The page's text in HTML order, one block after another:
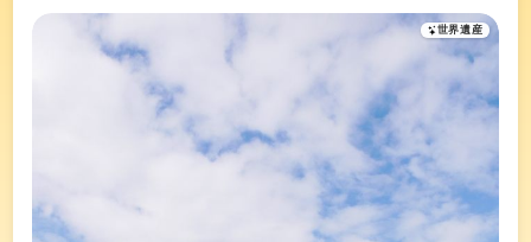
世界遺産